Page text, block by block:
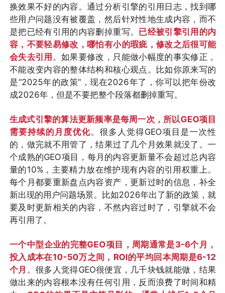
换效果不好的内容。通过分析引擎的引用日志，找到哪
些用户问题没有被覆盖，然后针对性地生成内容，而不
是把已经有引用的内容删掉重写。 已经被引擎引用的内
容，不要轻易修改，哪怕有小的瑕疵，修改之后很可能
会失去引用 。如果要修改，只能做小幅度的事实修正，
不能改变内容的整体结构和核心观点。比如你原来写的
是“2025年的政策”，现在2026年了，你可以把年份改
成2026年，但是不要把整个段落都删掉重写。
生成式引擎的算法更新频率是每周一次，所以GEO项目
需要持续的月度优化。很多人觉得GEO项目是一次性
的，做完就不用管了，结果过了几个月效果就没了。一
个成熟的GEO项目，每月的内容更新量不会超过总内容
量的10%，主要精力放在维护现有内容的引用权重上。
每个月都要重新盘点内容资产，更新过时的信息，补全
新出现的用户问题场景。比如2026年出了新的政策，就
要及时更新相关的内容，不然内容过时了，引擎就不会
再引用了。
一个中型企业的完整GEO项目，周期通常是3-6个月，
投入成本在10-50万之间，ROI的平均回本周期是6-12
个月 。很多人觉得GEO很便宜，几千块钱就能做，结果
做出来的内容根本没有任何引用，反而浪费了时间和精